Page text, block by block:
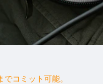
コミット可能。